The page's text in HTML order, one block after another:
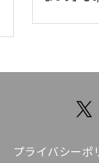
プライバシーポ